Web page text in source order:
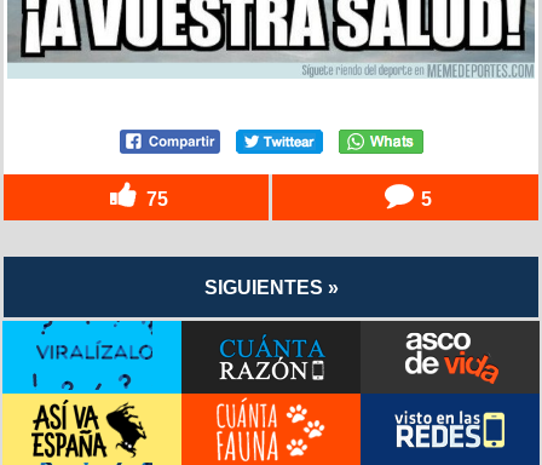
75 5
SIGUIENTES »